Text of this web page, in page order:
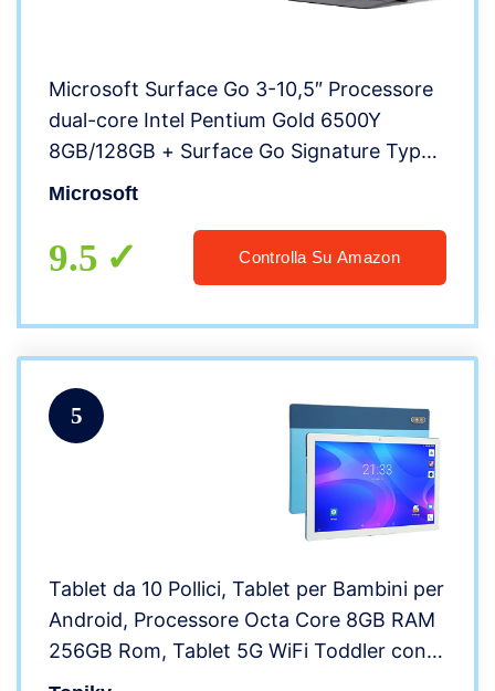
Microsoft Surface Go 3-10,5″ Processore
dual-core Intel Pentium Gold 6500Y
8GB/128GB + Surface Go Signature Type
Cover Tastiera per Surface Go, Antracite
Microsoft
9.5 Controlla Su Amazon
5
Tablet da 10 Pollici, Tablet per Bambini per
Android, Processore Octa Core 8GB RAM
256GB Rom, Tablet 5G WiFi Toddler con
Fotocamera da 8MP e 13MP, 1920×1200